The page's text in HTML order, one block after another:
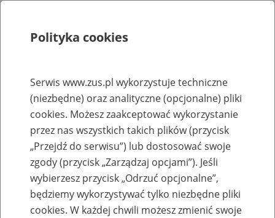
Rejestry, ewidencje i archiwa
Baza zlikwidowanych lub
przekształconych zakładów pracy
Nazwa zakładu pracy:
Polityka cookies
Serwis www.zus.pl wykorzystuje techniczne
(niezbędne) oraz analityczne (opcjonalne) pliki
cookies. Możesz zaakceptować wykorzystanie
przez nas wszystkich takich plików (przycisk
„Przejdź do serwisu”) lub dostosować swoje
zgody (przycisk „Zarządzaj opcjami”). Jeśli
wybierzesz przycisk „Odrzuć opcjonalne”,
będziemy wykorzystywać tylko niezbędne pliki
cookies. W każdej chwili możesz zmienić swoje